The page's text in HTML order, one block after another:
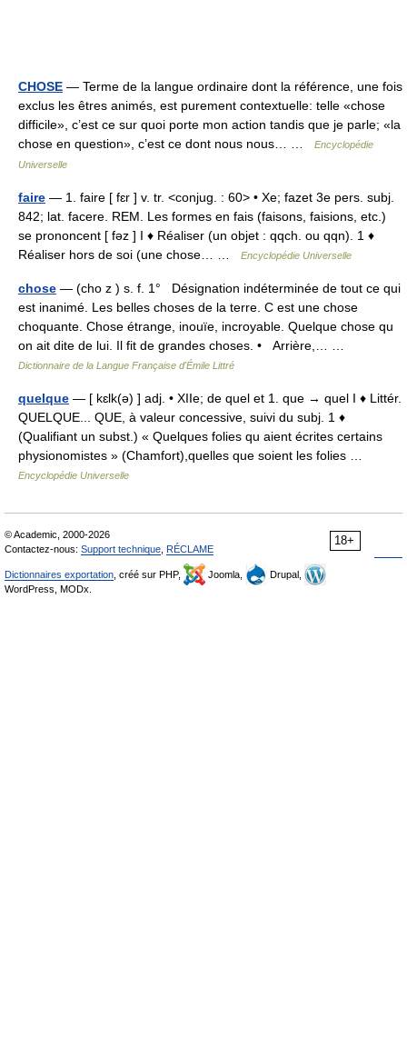
CHOSE — Terme de la langue ordinaire dont la référence, une fois
exclus les êtres animés, est purement contextuelle: telle «chose
difficile», c’est ce sur quoi porte mon action tandis que je parle; «la
chose en question», c’est ce dont nous nous… …
Encyclopédie
Universelle
faire — 1. faire [ fɛr ] v. tr. <conjug. : 60> • Xe; fazet 3e pers. subj.
842; lat. facere. REM. Les formes en fais (faisons, faisions, etc.)
se prononcent [ fəz ] I ♦ Réaliser (un objet : qqch. ou qqn). 1 ♦
Réaliser hors de soi (une chose… …
Encyclopédie Universelle
chose — (cho z ) s. f. 1° Désignation indéterminée de tout ce qui
est inanimé. Les belles choses de la terre. C est une chose
choquante. Chose étrange, inouïe, incroyable. Quelque chose qu
on ait dite de lui. Il fit de grandes choses. • Arrière,… …
Dictionnaire de la Langue Française d'Émile Littré
quelque — [ kɛlk(ə) ] adj. • XIIe; de quel et 1. que → quel I ♦ Littér.
QUELQUE... QUE, à valeur concessive, suivi du subj. 1 ♦
(Qualifiant un subst.) « Quelques folies qu aient écrites certains
physionomistes » (Chamfort),quelles que soient les folies …
Encyclopédie Universelle
18+
© Academic, 2000-2026
Contactez-nous: Support technique RÉCLAME
Dictionnaires exportation , créé sur PHP, Joomla,
Drupal,
WordPress, MODx.